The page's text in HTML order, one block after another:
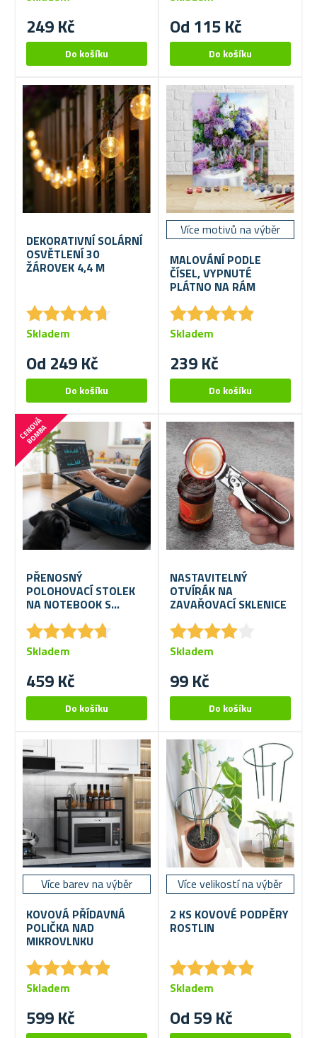
249 Kč Od 115 Kč
DEKORATIVNÍ SOLÁRNÍ
OSVĚTLENÍ 30
ŽÁROVEK 4,4 M
★★★★★
★★★★★
Od 249 Kč
Skladem
Více motivů na výběr
MALOVÁNÍ PODLE
ČÍSEL, VYPNUTÉ
PLÁTNO NA RÁM
★★★★★
★★★★★
239 Kč
Skladem
C
E
N
O
V
Á
B
O
M
B
A
PŘENOSNÝ
POLOHOVACÍ STOLEK
NA NOTEBOOK S
ŠTĚRBINAMI
★★★★★
★★★★★
459 Kč
Skladem
NASTAVITELNÝ
OTVÍRÁK NA
ZAVAŘOVACÍ SKLENICE
★★★★
★★★★
99 Kč
Skladem
Více barev na výběr
KOVOVÁ PŘÍDAVNÁ
POLIČKA NAD
MIKROVLNKU
★★★★★
★★★★★
599 Kč
Skladem
Více velikostí na výběr
2 KS KOVOVÉ PODPĚRY
ROSTLIN
★★★★★
★★★★★
Od 59 Kč
Skladem